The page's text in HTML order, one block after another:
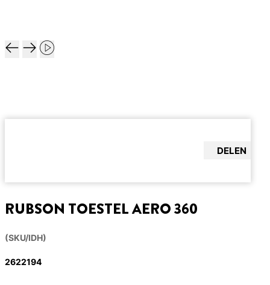
DELEN
RUBSON TOESTEL AERO 360
(SKU/IDH)
2622194